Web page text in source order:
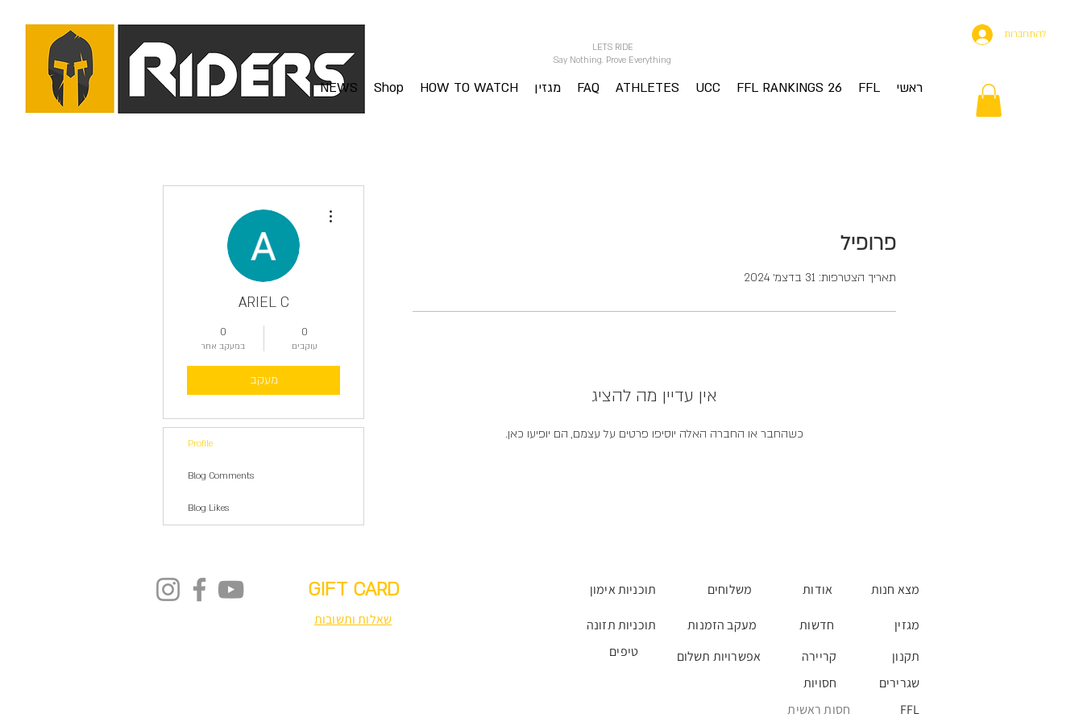
ראשי FFL
FFL RANKINGS 26
UCC
ATHLETES
FAQ מגזין HOW TO WATCH
Shop
NEWS
LETS RIDE
Say Nothing. Prove Everything
להתחברות
פרופיל
תאריך הצטרפות: 31 בדצמ׳ 2024
אין עדיין מה להציג
כשהחבר או החברה האלה יוסיפו פרטים על עצמם, הם יופיעו כאן.
ARIEL C
0
עוקבים
0
במעקב אחר
מעקב
Profile
Blog Comments
Blog Likes
GIFT CARD
שאלות ותשובות
תוכניות אימון
תוכניות תזונה
טיפים
משלוחים אודות מצא חנות
מעקב הזמנות חדשות
מגזין
אפשרויות תשלום
קריירה
תקנון
חסויות
שגרירים
חסות ראשית
FFL